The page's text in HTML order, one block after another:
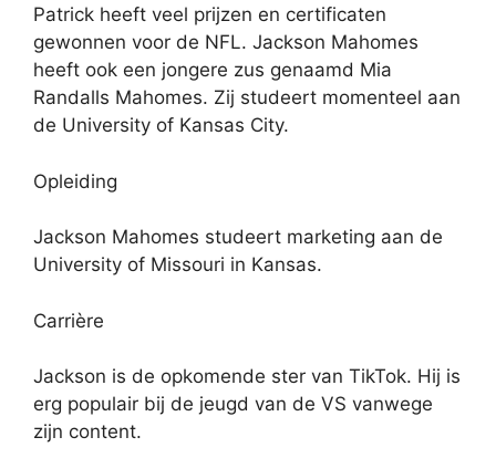
Patrick heeft veel prijzen en certificaten
gewonnen voor de NFL. Jackson Mahomes
heeft ook een jongere zus genaamd Mia
Randalls Mahomes. Zij studeert momenteel aan
de University of Kansas City.
Opleiding
Jackson Mahomes studeert marketing aan de
University of Missouri in Kansas.
Carrière
Jackson is de opkomende ster van TikTok. Hij is
erg populair bij de jeugd van de VS vanwege
zijn content.